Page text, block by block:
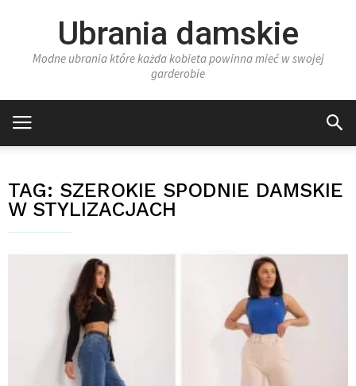
Ubrania damskie
Modne ubrania które każda kobieta powinna mieć w swojej
garderobie
TAG: SZEROKIE SPODNIE DAMSKIE
W STYLIZACJACH